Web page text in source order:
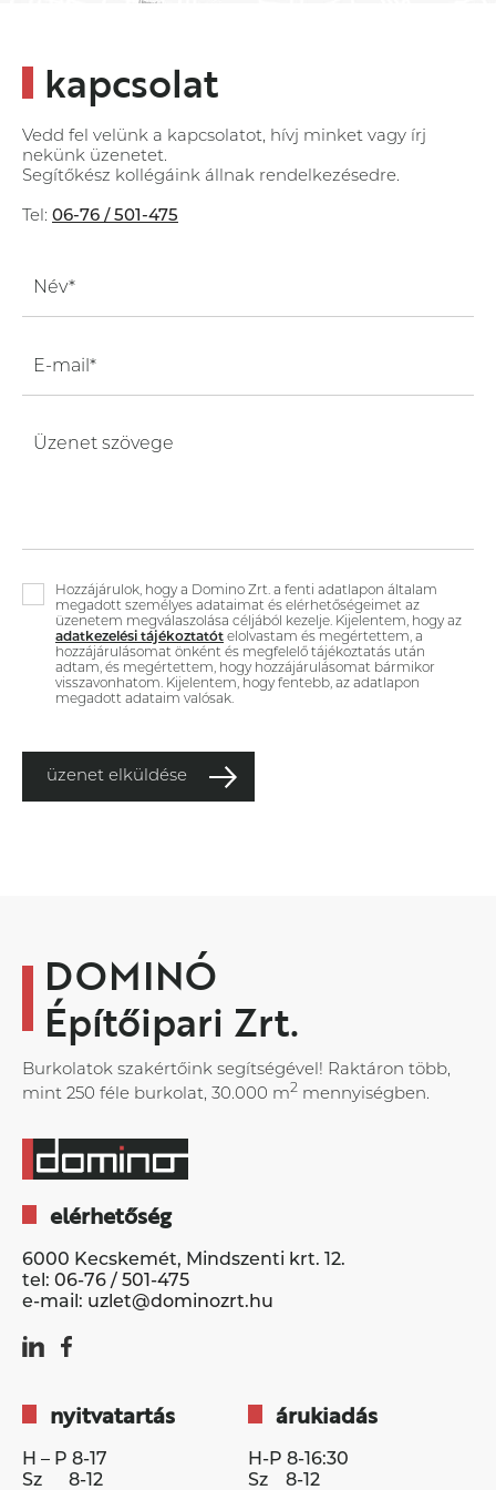
kapcsolat
Vedd fel velünk a kapcsolatot, hívj minket vagy írj
nekünk üzenetet.
Segítőkész kollégáink állnak rendelkezésedre.
Tel: 06-76 / 501-475
Név*
E-mail*
Üzenet szövege
Hozzájárulok, hogy a Domino Zrt. a fenti adatlapon általam
megadott személyes adataimat és elérhetőségeimet az
üzenetem megválaszolása céljából kezelje. Kijelentem, hogy az
adatkezelési tájékoztatót elolvastam és megértettem, a
hozzájárulásomat önként és megfelelő tájékoztatás után
adtam, és megértettem, hogy hozzájárulásomat bármikor
visszavonhatom. Kijelentem, hogy fentebb, az adatlapon
megadott adataim valósak.
üzenet elküldése
DOMINÓ
Építőipari Zrt.
Burkolatok szakértőink segítségével! Raktáron több,
mint 250 féle burkolat, 30.000 m2 mennyiségben.
elérhetőség
6000 Kecskemét, Mindszenti krt. 12.
tel: 06-76 / 501-475
e-mail: uzlet@dominozrt.hu
nyitvatartás
H – P 8-17
Sz 8-12
árukiadás
H-P 8-16:30
Sz 8-12